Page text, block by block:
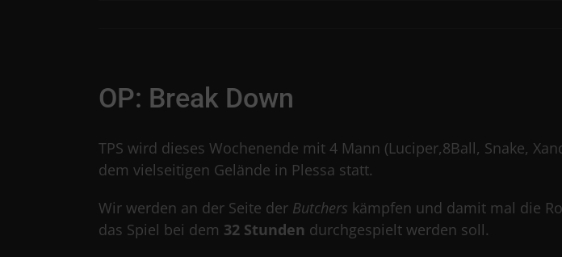
OP: Break Down
TPS wird dieses Wochenende mit 4 Mann (Luciper,8Ball, Snake,
dem vielseitigen Gelände in Plessa statt.
Wir werden an der Seite der Butchers kämpfen und damit mal die
das Spiel bei dem 32 Stunden durchgespielt werden soll.